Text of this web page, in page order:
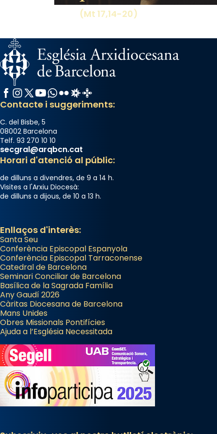
(Mt 17,14-20)
Facebook
Instagram
X / Twitter
YouTube
WhatsApp
FlickrRadio Estel
Catalunya Cristiana
Contacte i suggeriments:
C. del Bisbe, 5
08002 Barcelona
Telf. 93 270 10 10
secgral@arqbcn.cat
Horari d'atenció al públic:
de dilluns a divendres, de 9 a 14 h.
Visites a l'Arxiu Diocesà:
de dilluns a dijous, de 10 a 13 h.
Enllaços d'interès:
Santa Seu
Conferència Episcopal Espanyola
Conferència Episcopal Tarraconense
Catedral de Barcelona
Seminari Conciliar de Barcelona
Basílica de la Sagrada Família
Any Gaudí 2026
Càritas Diocesana de Barcelona
Mans Unides
Obres Missionals Pontifícies
Ajuda a l’Església Necessitada